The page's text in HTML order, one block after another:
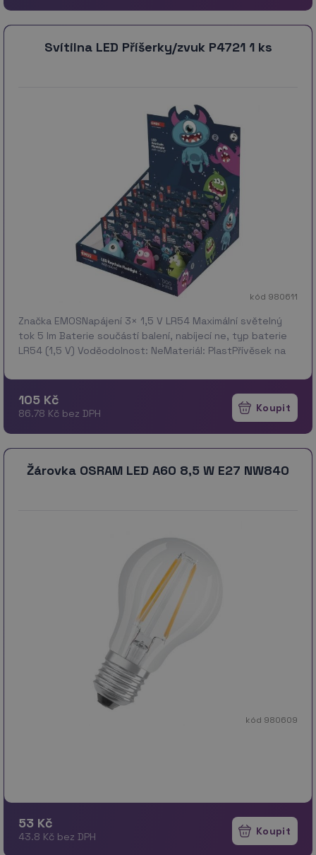
Svítilna LED Příšerky/zvuk P4721 1 ks
kód 980611
Značka EMOSNapájení 3× 1,5 V LR54 Maximální světelný
tok 5 lm Baterie součástí balení, nabíjecí ne, typ baterie
LR54 (1,5 V) Voděodolnost: NeMateriál: PlastPřívěsek na
105 Kč
86.78 Kč bez DPH
Žárovka OSRAM LED A60 8,5 W E27 NW840
kód 980609
53 Kč
43.8 Kč bez DPH